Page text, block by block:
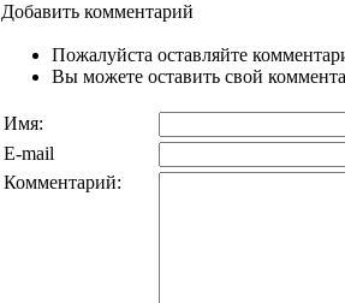
Добавить комментарий
Пожалуйста оставляйте
Вы можете оставить свой
Имя:
E-mail
Комментарий: